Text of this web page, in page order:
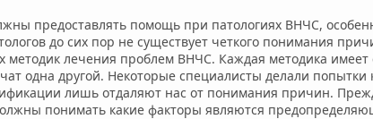
предоставлять помощь при патологиях ВНЧС,
до сих пор не существует четкого понимания
лечения проблем ВНЧС. Каждая методика имеет
одна другой. Некоторые специалисты делали
лишь отдаляют нас от понимания причин.
понимать какие факторы являются